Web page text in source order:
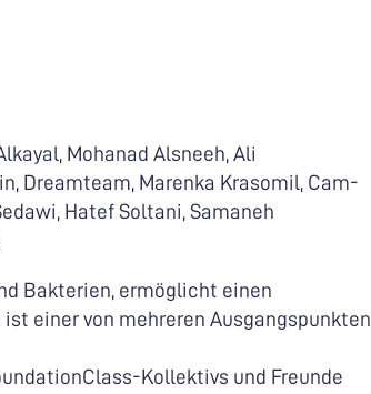
Mohanad Alsneeh, Ali
Dreamteam, Marenka Krasomil, Cam-
Hatef Soltani, Samaneh
Bakterien, ermöglicht einen
einer von mehreren Ausgangspunkten
Kollektivs und Freunde